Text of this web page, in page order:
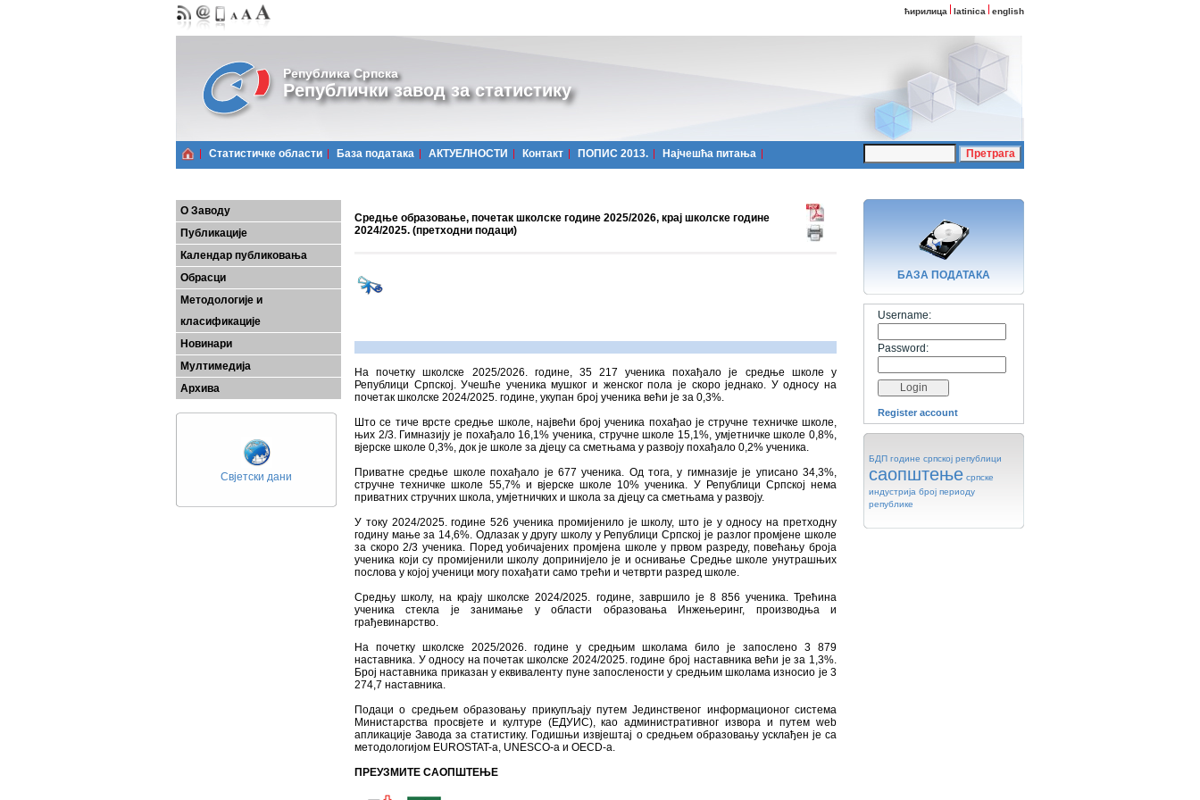
ћирилица latinica english
Република Српска
Републички завод за статистику
Статистичке области Базa података АКТУЕЛНОСТИ Контакт ПОПИС 2013. Најчешћa питања
О Заводу
Публикације
Календар публиковања
Обрасци
Методологије и
класификације
Новинари
Мултимедија
Архива
Свјетски дани
Средње образовање, почетак школске године 2025/2026, крај школске године
2024/2025. (претходни подаци)
На почетку школске 2025/2026. године, 35 217 ученика похађало је средње школе у
Републици Српској. Учешће ученика мушког и женског пола је скоро једнако. У односу на
почетак школске 2024/2025. године, укупан број ученика већи је за 0,3%.
Што се тиче врсте средње школе, највећи број ученика похађао је стручне техничке школе,
њих 2/3. Гимназију је похађало 16,1% ученика, стручнe школe 15,1%, умјетничке школе 0,8%,
вјерске школе 0,3%, док је школе за дјецу са сметњама у развоју похађало 0,2% ученика.
Приватне средње школе похађало је 677 ученика. Од тога, у гимназије је уписано 34,3%,
стручне техничке школе 55,7% и вјерске школе 10% ученика. У Републици Српској нема
приватних стручних школа, умјетничких и школа за дјецу са сметњама у развоју.
У току 2024/2025. године 526 ученика промијенилo je школу, што је у односу на претходну
годину мање за 14,6%. Одлазак у другу школу у Републици Српској је разлог промјене школе
за скоро 2/3 ученика. Поред уобичајених промјена школе у првом разреду, повећању броја
ученика који су промијенили школу допринијело је и оснивање Средње школе унутрашњих
послова у којој ученици могу похађати само трећи и четврти разред школе.
Средњу школу, на крају школске 2024/2025. године, завршило је 8 856 ученика. Трећина
ученика стекла је занимање у области образовања Инжењеринг, производња и
грађевинарство.
На почетку школске 2025/2026. године у средњим школама било је запослено 3 879
наставника. У односу на почетак школске 2024/2025. године број наставника већи је за 1,3%.
Број наставника приказан у еквиваленту пуне запослености у средњим школама износио је 3
274,7 наставника.
Подаци о средњем образовању прикупљају путем Јединственог информационог система
Министарства просвјете и културе (ЕДУИС), као административног извора и путем web
апликације Завода за статистику. Годишњи извјештај о средњем образовању усклађен је са
методологијом EUROSTAT-а, UNESCO-a и OECD-a.
ПРЕУЗМИТЕ САОПШТЕЊЕ
БАЗA ПОДАТАКА
Username:
Password:
Register account
БДП године српској републици
саопштење српске
индустрија број периоду
републике